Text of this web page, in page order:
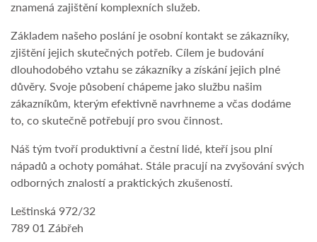
znamená zajištění komplexních služeb.
Základem našeho poslání je osobní kontakt se zákazníky,
zjištění jejich skutečných potřeb. Cílem je budování
dlouhodobého vztahu se zákazníky a získání jejich plné
důvěry. Svoje působení chápeme jako službu našim
zákazníkům, kterým efektivně navrhneme a včas dodáme
to, co skutečně potřebují pro svou činnost.
Náš tým tvoří produktivní a čestní lidé, kteří jsou plní
nápadů a ochoty pomáhat. Stále pracují na zvyšování svých
odborných znalostí a praktických zkušeností.
Leštinská 972/32
789 01 Zábřeh